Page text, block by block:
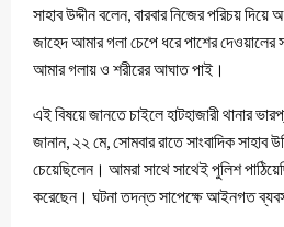
সাহাব উদ্দীন বলেন, বারবার নিজের পরিচয়
জাহেদ আমার গলা চেপে ধরে পাশের
আমার গলায় ও শরীরের আঘাত পাই।
এই বিষয়ে জানতে চাইলে হাটহাজারী থানার
জানান, ২২ মে, সোমবার রাতে সাংবাদিক সাহাব
চেয়েছিলেন। আমরা সাথে সাথেই পুলিশ
করেছেন। ঘটনা তদন্ত সাপেক্ষে আইনগত